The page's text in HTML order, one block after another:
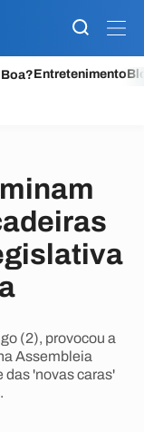
Entretenimento
(2), provocou a
Assembleia
das 'novas caras'